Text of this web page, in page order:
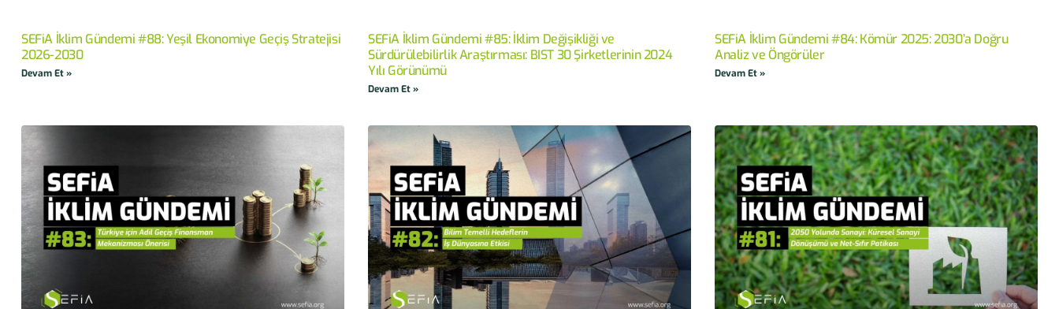
SEFiA İklim Gündemi #88: Yeşil Ekonomiye Geçiş Stratejisi
2026-2030
Devam Et »
SEFiA İklim Gündemi #85: İklim Değişikliği ve
Sürdürülebilirlik Araştırması: BIST 30 Şirketlerinin 2024
Yılı Görünümü
Devam Et »
SEFiA İklim Gündemi #84: Kömür 2025: 2030’a Doğru
Analiz ve Öngörüler
Devam Et »